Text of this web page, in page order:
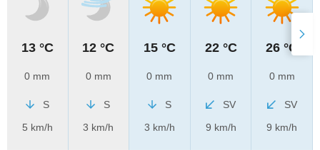
13 °C
0 mm
S
5 km/h
12 °C
0 mm
S
3 km/h
15 °C
0 mm
S
3 km/h
22 °C
0 mm
SV
9 km/h
26 °C
0 mm
SV
9 km/h